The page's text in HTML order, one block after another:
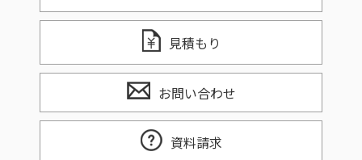
見積もり
お問い合わせ
資料請求